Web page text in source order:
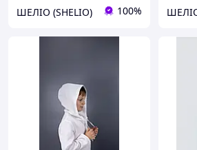
ШЕЛІО (SHELIO) 100%